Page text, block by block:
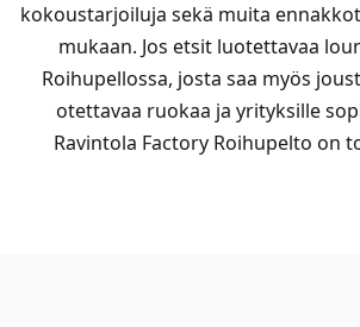
kokoustarjoiluja sekä muita
mukaan. Jos etsit luotettavaa
Roihupellossa, josta saa myös
otettavaa ruokaa ja yrityksille
Ravintola Factory Roihupelto on